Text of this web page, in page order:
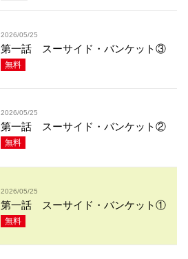
2026/05/25
第一話 スーサイド・バンケット③
無料
2026/05/25
第一話 スーサイド・バンケット②
無料
2026/05/25
第一話 スーサイド・バンケット①
無料